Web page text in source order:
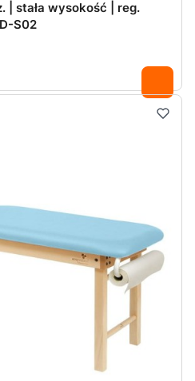
| stała wysokość | reg.
S02